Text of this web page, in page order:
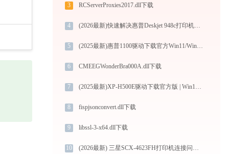
3 RCServerProxies2017.dll下载
4 (2026最新)快速解决惠普Deskjet 948c打印机驱动安装问题，这篇文章告诉你方法
5 (2025最新)惠普1100驱动下载官方Win11/Win10兼容
6 CMEEGWonderBra000A.dll下载
7 (2025最新)XP-H500E驱动下载官方版 | Win10/Win11兼容
8 fispjsonconvert.dll下载
9 libssl-3-x64.dll下载
10 (2026最新) 三星SCX-4623FH打印机连接问题解决办法